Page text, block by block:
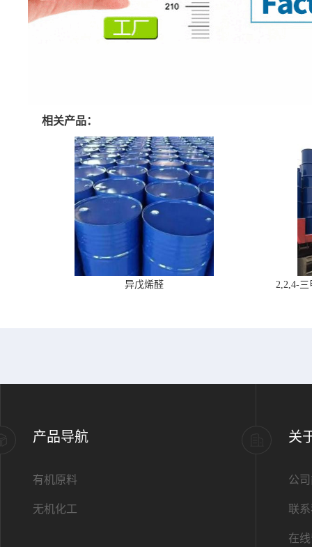
相关产品：
异戊烯醛 2,2,4-
产品导航
有机原料
无机化工
关
公
联
在